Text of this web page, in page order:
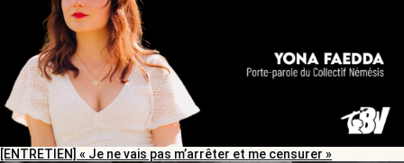
[ENTRETIEN] « Je ne vais pas m’arrêter et me censurer »